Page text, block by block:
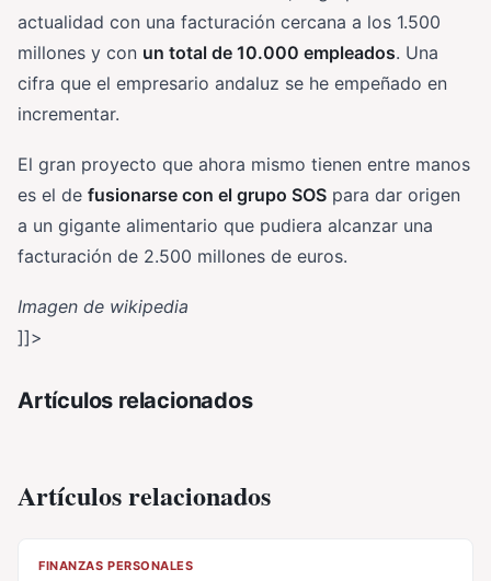
actualidad con una facturación cercana a los 1.500
millones y con un total de 10.000 empleados. Una
cifra que el empresario andaluz se he empeñado en
incrementar.
El gran proyecto que ahora mismo tienen entre manos
es el de fusionarse con el grupo SOS para dar origen
a un gigante alimentario que pudiera alcanzar una
facturación de 2.500 millones de euros.
Imagen de wikipedia
]]>
Artículos relacionados
Artículos relacionados
FINANZAS PERSONALES